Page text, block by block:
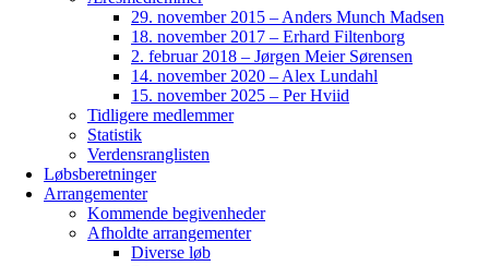
29. november 2015 – Anders Munch Madsen
18. november 2017 – Erhard Filtenborg
2. februar 2018 – Jørgen Meier Sørensen
14. november 2020 – Alex Lundahl
15. november 2025 – Per Hviid
Tidligere medlemmer
Statistik
Verdensranglisten
Løbsberetninger
Arrangementer
Kommende begivenheder
Afholdte arrangementer
Diverse løb